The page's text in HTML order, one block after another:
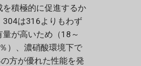
を積極的に促進するか
304は316よりもわず
が高いため（18～
）、濃硝酸環境下で
方が優れた性能を発